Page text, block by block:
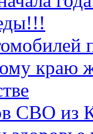
краю
СВО из